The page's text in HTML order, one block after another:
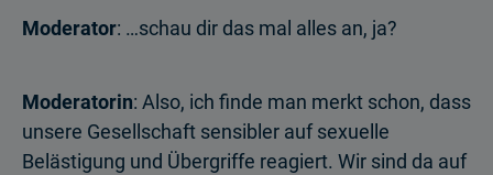
Moderator: …schau dir das mal alles an, ja?
Moderatorin: Also, ich finde man merkt schon, dass
unsere Gesellschaft sensibler auf sexuelle
Belästigung und Übergriffe reagiert. Wir sind da auf